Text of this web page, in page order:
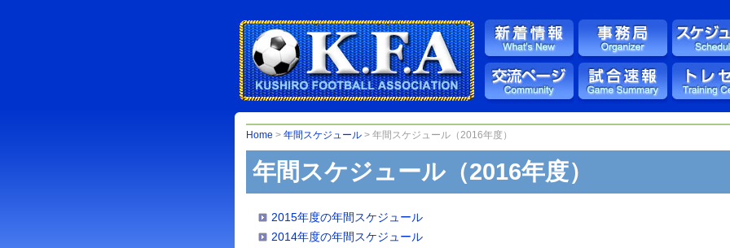
Home >年間スケジュール > 年間スケジュール（2016年度）
年間スケジュール（2016年度）
2015年度の年間スケジュール
2014年度の年間スケジュール